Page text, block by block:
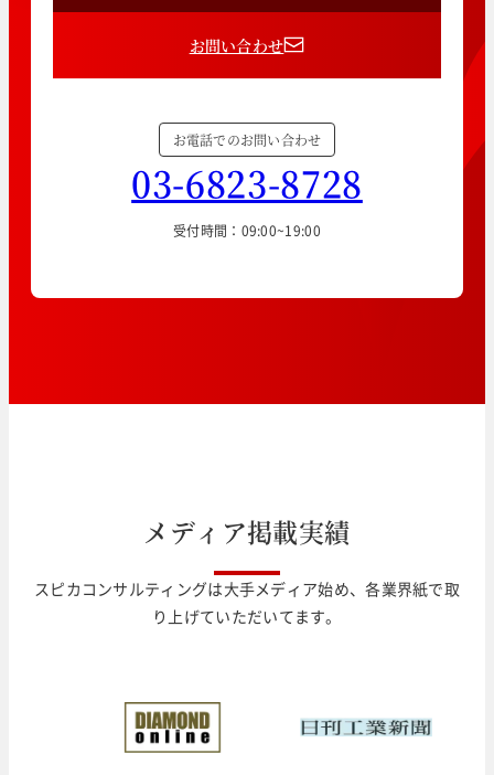
お問い合わせ
お電話でのお問い合わせ
03-6823-8728
受付時間：09:00~19:00
メ ディ ア掲載実績
スピカコンサルティングは大手メディア始め、各業界紙で取
り上げていただいてます。